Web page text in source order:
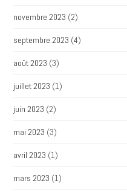
novembre 2023 (2)
septembre 2023 (4)
août 2023 (3)
juillet 2023 (1)
juin 2023 (2)
mai 2023 (3)
avril 2023 (1)
mars 2023 (1)